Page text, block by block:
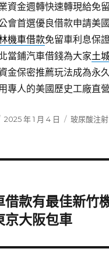
資金週轉快速轉現給免
會首選優良借款申請美
機車借款免留車利息保
當鋪汽車借錢為大家土
金保密推薦玩法成為永
專人的美國歷史工廠直營
發
2025 年 1 月 4 日
分
玻尿酸注射
借款有最佳新竹
京大阪包車